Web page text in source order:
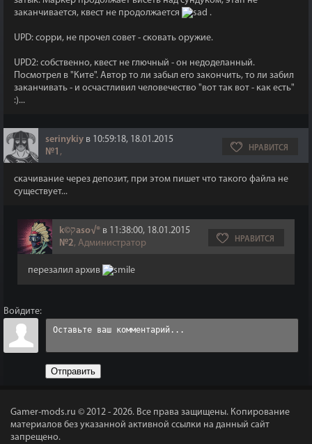
заканчивается, квест не продолжается
.
UPD: сорри, не прочел совет - сковать оружие.
UPD2: собственно, квест не глючный - он недоделанный.
Посмотрел в "Ките". Автор то ли забыл его закончить, то ли забил
заканчивать - и осчастливил человечество "вот так вот - как есть"
:)...
serinykiy в 10:59:18, 18.01.2015
№1 , НРАВИТСЯ
скачивание через депозит, при этом пишет что такого файла не
существует...
k©קaso√® в 11:38:00, 18.01.2015
№2, Администратор НРАВИТСЯ
перезалил архив
Войдите:
Отправить
Gamer-mods.ru © 2012 - 2026. Все права защищены. Копирование
материалов без указанной активной ссылки на данный сайт
запрещено.